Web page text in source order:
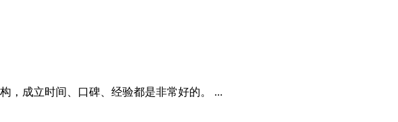
，成立时间、口碑、经验都是非常好的。 ...